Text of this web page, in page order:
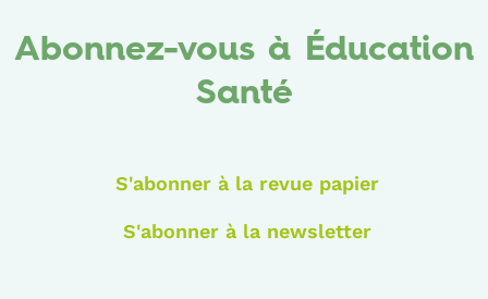
Abonnez-vous à Éducation
Santé
S'abonner à la revue papier
S'abonner à la newsletter